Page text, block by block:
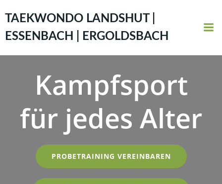
Inhalt
springen
TAEKWONDO LANDSHUT |
ESSENBACH | ERGOLDSBACH
Kampfsport
für jedes Alter
PROBETRAINING VEREINBAREN